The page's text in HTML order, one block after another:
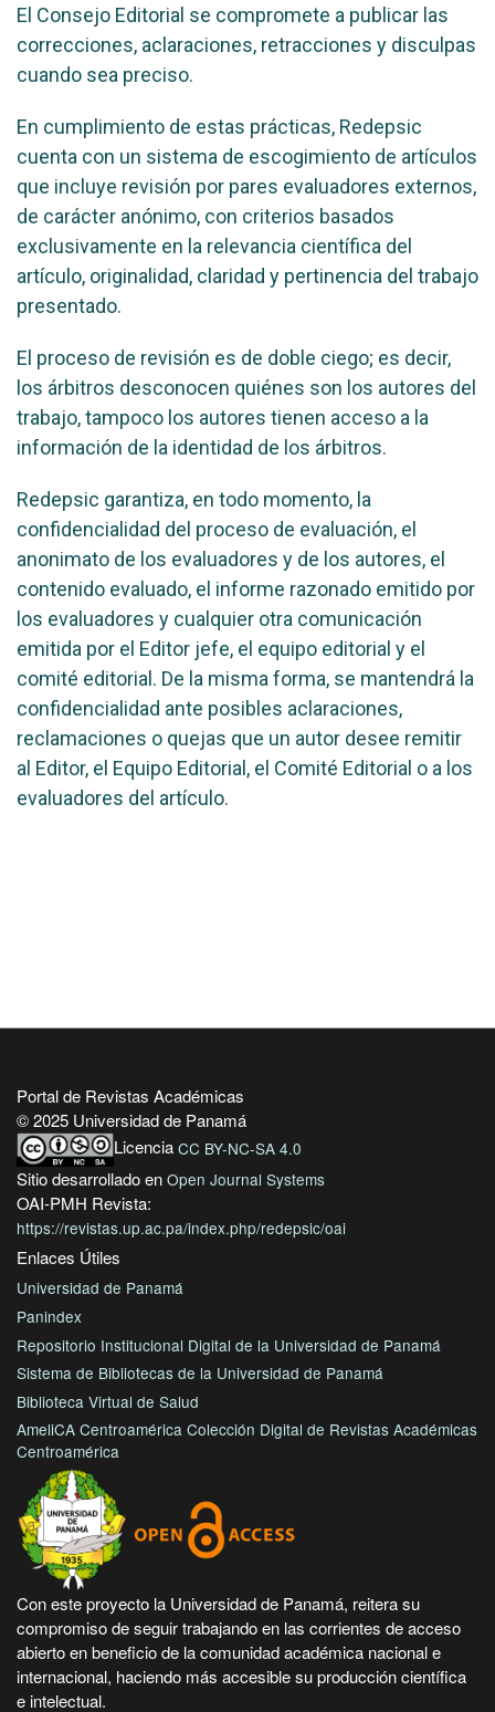
El Consejo Editorial se compromete a publicar las
correcciones, aclaraciones, retracciones y disculpas
cuando sea preciso.
En cumplimiento de estas prácticas, Redepsic
cuenta con un sistema de escogimiento de artículos
que incluye revisión por pares evaluadores externos,
de carácter anónimo, con criterios basados
exclusivamente en la relevancia científica del
artículo, originalidad, claridad y pertinencia del trabajo
presentado.
El proceso de revisión es de doble ciego; es decir,
los árbitros desconocen quiénes son los autores del
trabajo, tampoco los autores tienen acceso a la
información de la identidad de los árbitros.
Redepsic garantiza, en todo momento, la
confidencialidad del proceso de evaluación, el
anonimato de los evaluadores y de los autores, el
contenido evaluado, el informe razonado emitido por
los evaluadores y cualquier otra comunicación
emitida por el Editor jefe, el equipo editorial y el
comité editorial. De la misma forma, se mantendrá la
confidencialidad ante posibles aclaraciones,
reclamaciones o quejas que un autor desee remitir
al Editor, el Equipo Editorial, el Comité Editorial o a los
evaluadores del artículo.
Portal de Revistas Académicas
© 2025 Universidad de Panamá
Licencia CC BY-NC-SA 4.0
Sitio desarrollado en Open Journal Systems
OAI-PMH Revista:
https://revistas.up.ac.pa/index.php/redepsic/oai
Enlaces Útiles
Universidad de Panamá
Panindex
Repositorio Institucional Digital de la Universidad de Panamá
Sistema de Bibliotecas de la Universidad de Panamá
Biblioteca Virtual de Salud
AmeliCA Centroamérica Colección Digital de Revistas Académicas
Centroamérica
Con este proyecto la Universidad de Panamá, reitera su
compromiso de seguir trabajando en las corrientes de acceso
abierto en beneficio de la comunidad académica nacional e
internacional, haciendo más accesible su producción científica
e intelectual.